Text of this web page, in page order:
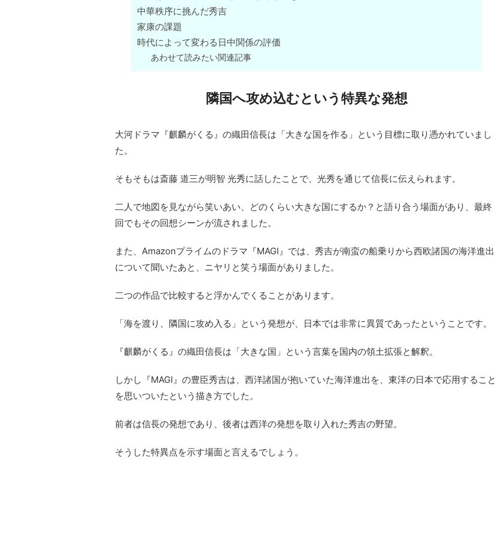
中華秩序に挑んだ秀吉
家康の課題
時代によって変わる日中関係の評価
あわせて読みたい関連記事
隣国へ攻め込むという特異な発想
大河ドラマ『麒麟がくる』の織田信長は「大きな国を作る」という目標に取り憑かれていまし
た。
そもそもは斎藤 道三が明智 光秀に話したことで、光秀を通じて信長に伝えられます。
二人で地図を見ながら笑いあい、どのくらい大きな国にするか？と語り合う場面があり、最終
回でもその回想シーンが流されました。
また、Amazonプライムのドラマ『MAGI』では、秀吉が南蛮の船乗りから西欧諸国の海洋進出
について聞いたあと、ニヤリと笑う場面がありました。
二つの作品で比較すると浮かんでくることがあります。
「海を渡り、隣国に攻め入る」という発想が、日本では非常に異質であったということです。
『麒麟がくる』の織田信長は「大きな国」という言葉を国内の領土拡張と解釈。
しかし『MAGI』の豊臣秀吉は、西洋諸国が抱いていた海洋進出を、東洋の日本で応用すること
を思いついたという描き方でした。
前者は信長の発想であり、後者は西洋の発想を取り入れた秀吉の野望。
そうした特異点を示す場面と言えるでしょう。